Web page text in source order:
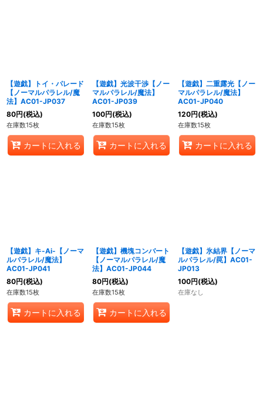
【遊戯】トイ・パレード
【ノーマルパラレル/魔
法】AC01-JP037
80円(税込)
在庫数15枚
カートに入れる
【遊戯】光波干渉【ノー
マルパラレル/魔法】
AC01-JP039
100円(税込)
在庫数15枚
カートに入れる
【遊戯】二重露光【ノー
マルパラレル/魔法】
AC01-JP040
120円(税込)
在庫数15枚
カートに入れる
【遊戯】キ-Ai-【ノーマ
ルパラレル/魔法】
AC01-JP041
80円(税込)
在庫数15枚
カートに入れる
【遊戯】機塊コンバート
【ノーマルパラレル/魔
法】AC01-JP044
80円(税込)
在庫数15枚
カートに入れる
【遊戯】氷結界【ノーマ
ルパラレル/罠】AC01-
JP013
100円(税込)
在庫なし